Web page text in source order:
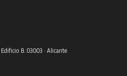
B. 03003 · Alicante